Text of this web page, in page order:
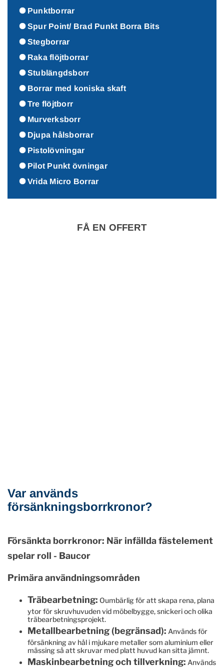
Punktborrar
Spur Point/ Brad Punkt Borra Bits
Stegborrar
Raka flöjtborrar
Stublängdsborr
Borrar med koniska skaft
Tre flöjtborr
Murverksborr
Djupa hålsborrar
Pistolövningar
Pilot Punkt övningar
Vrida Micro Borrar
FÅ EN OFFERT
Var används
försänkningsborrkronor?
Försänkta borrkronor: När infällda fästelement
spelar roll - Baucor
Primära användningsområden
Träbearbetning: Oumbärlig för att skapa rena, plana
ytor för skruvhuvuden vid möbelbygge, snickeri och olika
träbearbetningsprojekt.
Metallbearbetning (begränsad): Används för
försänkning av hål i mjukare metaller som aluminium eller
mässing så att skruvar med platt huvud kan sitta jämnt.
Maskinbearbetning och tillverkning: Används